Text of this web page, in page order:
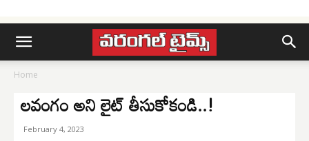
Home
లవంగం అని లైట్ తీసుకోకండి..!
February 4, 2023